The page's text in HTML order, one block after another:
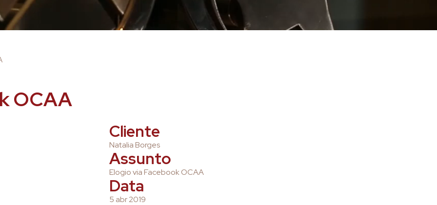
OCAA
Cliente
Natalia Borges
Assunto
Elogio via Facebook OCAA
Data
5 abr 2019